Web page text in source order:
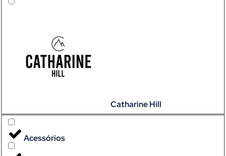
Catharine Hill
Acessórios